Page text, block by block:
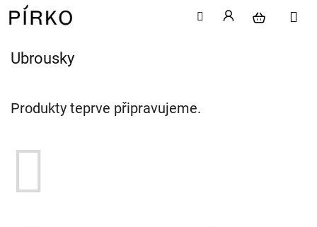
PřejítUbrousky
Produkty teprve připravujeme.